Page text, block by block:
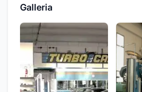
Galleria